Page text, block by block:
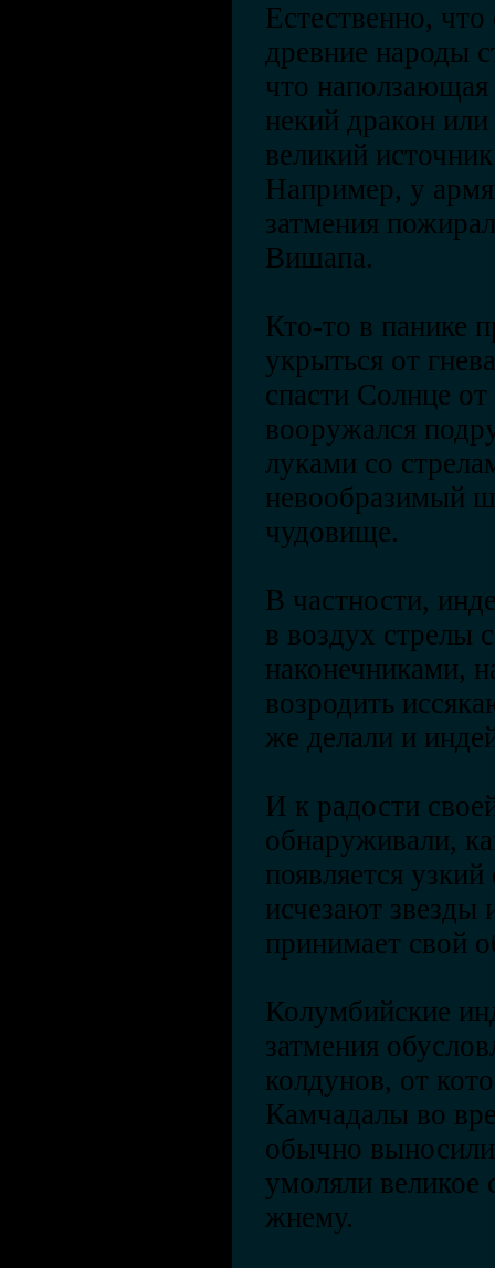
Естественно, что
древние народы
что
некий дракон
великий
Например, у
затмения
Вишапа.
Кто-то в панике
укрыться от
спасти Солнце
вооружался
луками со
невообразимый
чудовище.
В частности,
в воздух стрелы
наконечниками,
возродить
же делали и
И к радости
обнаруживали,
появляется
исчезают звезды
принимает свой
Колумбийские
затмения
колдунов, от
Камчадалы во
обычно
умоляли великое
жнему.